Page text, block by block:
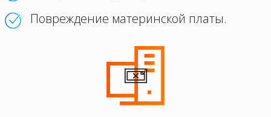
Повреждение материнской платы.